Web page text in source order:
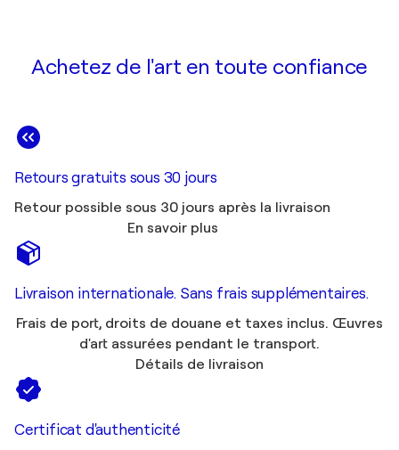
Achetez de l'art en toute confiance
Retours gratuits sous 30 jours
Retour possible sous 30 jours après la livraison
En savoir plus
Livraison internationale. Sans frais supplémentaires.
Frais de port, droits de douane et taxes inclus. Œuvres
d'art assurées pendant le transport.
Détails de livraison
Certificat d'authenticité